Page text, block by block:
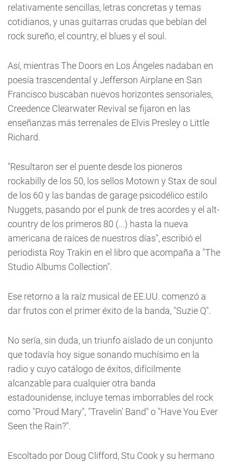
relativamente sencillas, letras concretas y temas
cotidianos, y unas guitarras crudas que bebían del
rock sureño, el country, el blues y el soul.
Así, mientras The Doors en Los Ángeles nadaban en
poesía trascendental y Jefferson Airplane en San
Francisco buscaban nuevos horizontes sensoriales,
Creedence Clearwater Revival se fijaron en las
enseñanzas más terrenales de Elvis Presley o Little
Richard.
"Resultaron ser el puente desde los pioneros
rockabilly de los 50, los sellos Motown y Stax de soul
de los 60 y las bandas de garage psicodélico estilo
Nuggets, pasando por el punk de tres acordes y el alt-
country de los primeros 80 (...) hasta la nueva
americana de raíces de nuestros días", escribió el
periodista Roy Trakin en el libro que acompaña a "The
Studio Albums Collection".
Ese retorno a la raíz musical de EE.UU. comenzó a
dar frutos con el primer éxito de la banda, "Suzie Q".
No sería, sin duda, un triunfo aislado de un conjunto
que todavía hoy sigue sonando muchísimo en la
radio y cuyo catálogo de éxitos, difícilmente
alcanzable para cualquier otra banda
estadounidense, incluye temas imborrables del rock
como "Proud Mary", "Travelin' Band" o "Have You Ever
Seen the Rain?".
Escoltado por Doug Clifford, Stu Cook y su hermano